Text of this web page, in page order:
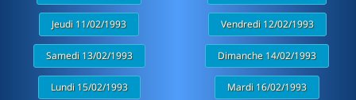
Jeudi 11/02/1993 Vendredi 12/02/1993
Samedi 13/02/1993 Dimanche 14/02/1993
Lundi 15/02/1993 Mardi 16/02/1993